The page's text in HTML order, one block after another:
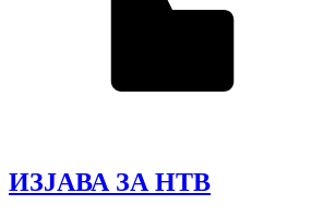
ИЗЈАВА ЗА НТВ